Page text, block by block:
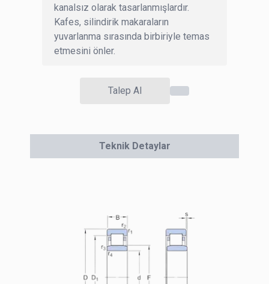
kanalsız olarak tasarlanmışlardır.
Kafes, silindirik makaraların
yuvarlanma sırasında birbiriyle temas
etmesini önler.
Talep Al
Teknik Detaylar